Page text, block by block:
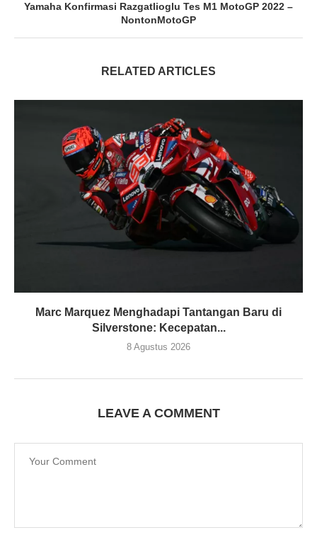
Yamaha Konfirmasi Razgatlioglu Tes M1 MotoGP 2022 –
NontonMotoGP
RELATED ARTICLES
Marc Marquez Menghadapi Tantangan Baru di
Silverstone: Kecepatan...
8 Agustus 2026
LEAVE A COMMENT